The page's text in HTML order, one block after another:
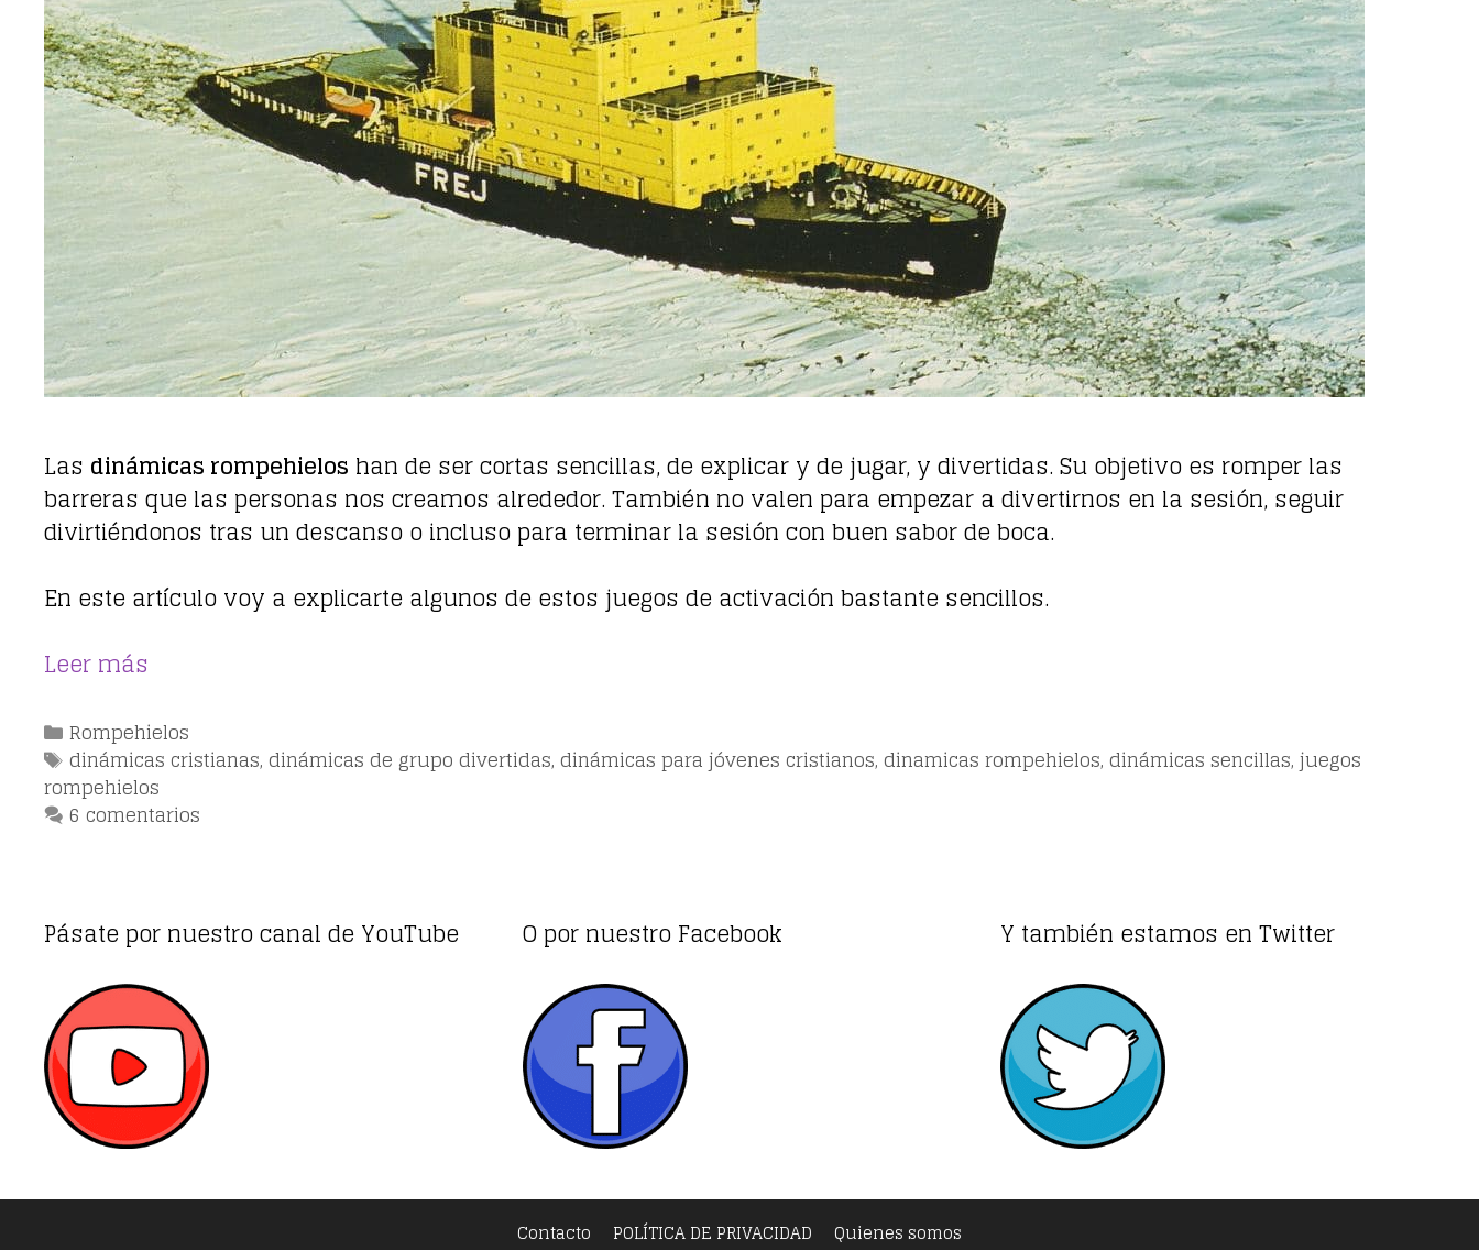
Las dinámicas rompehielos han de ser cortas sencillas, de explicar y de jugar, y divertidas. Su objetivo es romper las
barreras que las personas nos creamos alrededor. También no valen para empezar a divertirnos en la sesión, seguir
divirtiéndonos tras un descanso o incluso para terminar la sesión con buen sabor de boca.
En este artículo voy a explicarte algunos de estos juegos de activación bastante sencillos.
Leer más
Categorías
Rompehielos
Etiquetas
dinámicas cristianas,dinámicas de grupo divertidas,dinámicas para jóvenes cristianos,dinamicas rompehielos,dinámicas sencillas,juegos
rompehielos
6 comentarios
Pásate por nuestro canal de YouTube O por nuestro Facebook Y también estamos en Twitter
Contacto POLÍTICA DE PRIVACIDAD Quienes somos